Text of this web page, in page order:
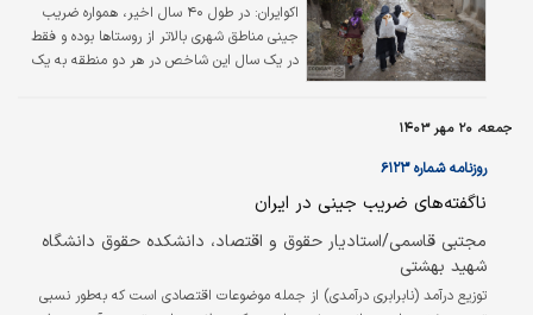
اکوایران:
در طول ۴۰ سال اخیر، همواره ضریب
جینی مناطق شهری بالاتر از روستاها بوده و فقط
در یک سال این شاخص در هر دو منطقه به یک
جمعه، ۲۰ مهر ۱۴۰۳
روزنامه شماره ۶۱۲۳
ناگفته‌های ضریب جینی در ایران
مجتبی قاسمی/استادیار حقوق و اقتصاد، دانشکده حقوق دانشگاه
شهید بهشتی
توزیع درآمد (نابرابری درآمدی) از جمله موضوعات اقتصادی است که به‌طور نسبی